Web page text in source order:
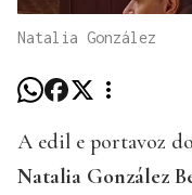
Natalia González
A edil e portavoz do
Natalia González